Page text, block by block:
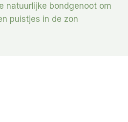
natuurlijke bondgenoot om
puistjes in de zon